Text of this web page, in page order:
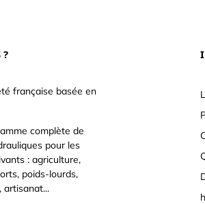
?
française basée en
complète de
pour les
: agriculture,
poids-lourds,
artisanat...